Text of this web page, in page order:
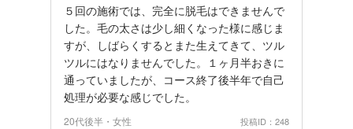
５回の施術では、完全に脱毛はできませんで
した。毛の太さは少し細くなった様に感じま
すが、しばらくするとまた生えてきて、ツル
ツルにはなりませんでした。１ヶ月半おきに
通っていましたが、コース終了後半年で自己
処理が必要な感じでした。
20代後半・女性 投稿ID：248